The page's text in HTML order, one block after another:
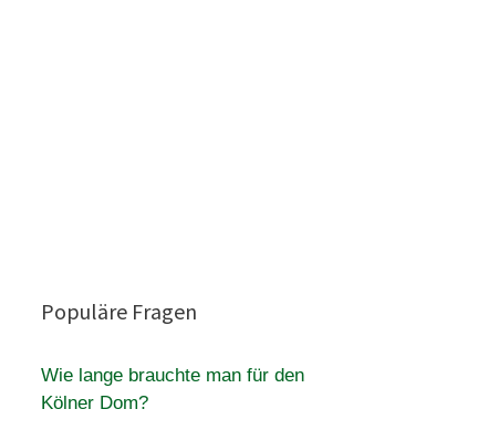
Populäre Fragen
Wie lange brauchte man für den
Kölner Dom?